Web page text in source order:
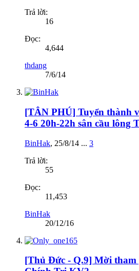
Trả lời:
16
Đọc:
4,644
thdang
7/6/14
[TÂN PHÚ] Tuyển thành
4-6 20h-22h sân cầu lông
BinHak, 25/8/14 ... 3
Trả lời:
55
Đọc:
11,453
BinHak
20/12/16
[Thủ Đức - Q.9] Mời tham